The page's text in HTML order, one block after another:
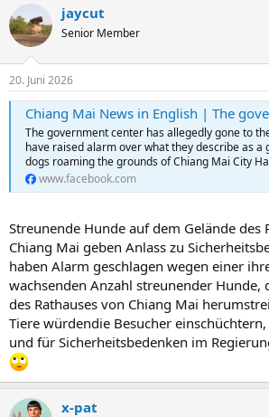
jaycut
Senior Member
20. Juni 2026
Chiang Mai News in English | The government center has
The government center has allegedly gone to
have raised alarm over what they describe as a
dogs roaming the grounds of Chiang Mai City
www.facebook.com
Streunende Hunde auf dem Gelände des
Chiang Mai geben Anlass zu
haben Alarm geschlagen wegen einer
wachsenden Anzahl streunender Hunde,
des Rathauses von Chiang Mai
Tiere würdendie Besucher
und für Sicherheitsbedenken im
x-pat